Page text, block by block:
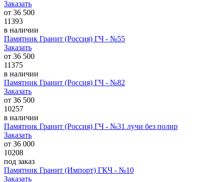
Заказать
от 36 500
11393
в наличии
Памятник Гранит (Россия) ГЧ - №55
Заказать
от 36 500
11375
в наличии
Памятник Гранит (Россия) ГЧ - №82
Заказать
от 36 500
10257
в наличии
Памятник Гранит (Россия) ГЧ - №31 лучи без полир
Заказать
от 36 000
10208
под заказ
Памятник Гранит (Импорт) ГКЧ - №10
Заказать